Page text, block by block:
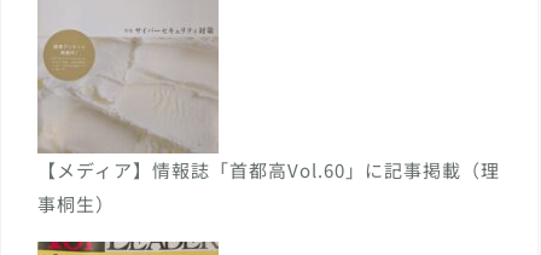
【メディア】情報誌「首都高Vol.60」に記事掲載（理
事桐生）